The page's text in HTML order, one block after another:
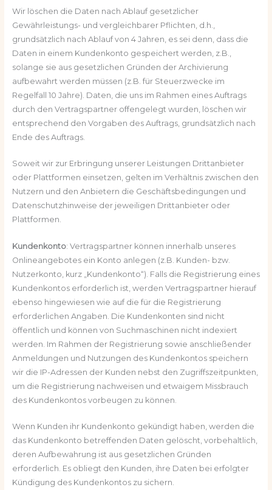
Wir löschen die Daten nach Ablauf gesetzlicher
Gewährleistungs- und vergleichbarer Pflichten, d.h.,
grundsätzlich nach Ablauf von 4 Jahren, es sei denn, dass die
Daten in einem Kundenkonto gespeichert werden, z.B.,
solange sie aus gesetzlichen Gründen der Archivierung
aufbewahrt werden müssen (z.B. für Steuerzwecke im
Regelfall 10 Jahre). Daten, die uns im Rahmen eines Auftrags
durch den Vertragspartner offengelegt wurden, löschen wir
entsprechend den Vorgaben des Auftrags, grundsätzlich nach
Ende des Auftrags.
Soweit wir zur Erbringung unserer Leistungen Drittanbieter
oder Plattformen einsetzen, gelten im Verhältnis zwischen den
Nutzern und den Anbietern die Geschäftsbedingungen und
Datenschutzhinweise der jeweiligen Drittanbieter oder
Plattformen.
Kundenkonto: Vertragspartner können innerhalb unseres
Onlineangebotes ein Konto anlegen (z.B. Kunden- bzw.
Nutzerkonto, kurz „Kundenkonto“). Falls die Registrierung eines
Kundenkontos erforderlich ist, werden Vertragspartner hierauf
ebenso hingewiesen wie auf die für die Registrierung
erforderlichen Angaben. Die Kundenkonten sind nicht
öffentlich und können von Suchmaschinen nicht indexiert
werden. Im Rahmen der Registrierung sowie anschließender
Anmeldungen und Nutzungen des Kundenkontos speichern
wir die IP-Adressen der Kunden nebst den Zugriffszeitpunkten,
um die Registrierung nachweisen und etwaigem Missbrauch
des Kundenkontos vorbeugen zu können.
Wenn Kunden ihr Kundenkonto gekündigt haben, werden die
das Kundenkonto betreffenden Daten gelöscht, vorbehaltlich,
deren Aufbewahrung ist aus gesetzlichen Gründen
erforderlich. Es obliegt den Kunden, ihre Daten bei erfolgter
Kündigung des Kundenkontos zu sichern.